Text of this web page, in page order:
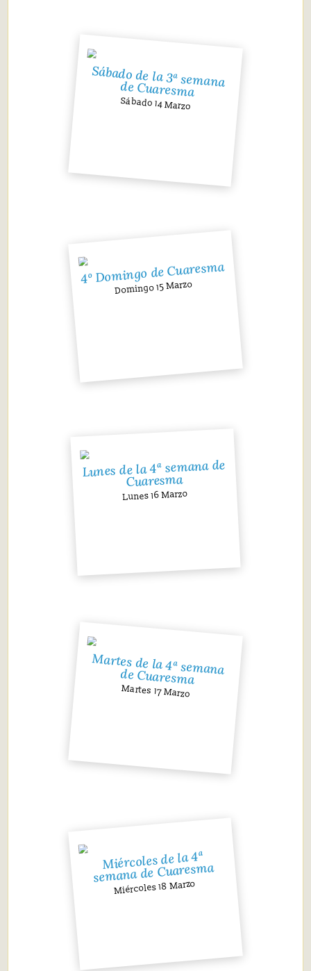
Sábado de la 3ª semana
de Cuaresma
Sábado 14 Marzo
4º Domingo de Cuaresma
Domingo 15 Marzo
Lunes de la 4ª semana de
Cuaresma
Lunes 16 Marzo
Martes de la 4ª semana
de Cuaresma
Martes 17 Marzo
Miércoles de la 4ª
semana de Cuaresma
Miércoles 18 Marzo